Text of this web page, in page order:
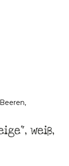
weiß,